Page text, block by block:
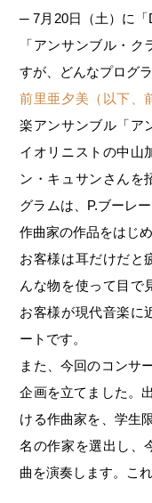
─ 7月20日（土）に「
「アンサンブル・
すが、どんなプログ
前里亜夕美（以下、
楽アンサンブル「ア
イオリニストの中山
ン・キュサンさんを
グラムは、P.ブーレ
作曲家の作品をはじ
お客様は耳だけだと
んな物を使って目で
お客様が現代音楽に
ートです。
また、今回のコンサ
企画を立てました。
ける作曲家を、学生
名の作家を選出し、
曲を演奏します。こ